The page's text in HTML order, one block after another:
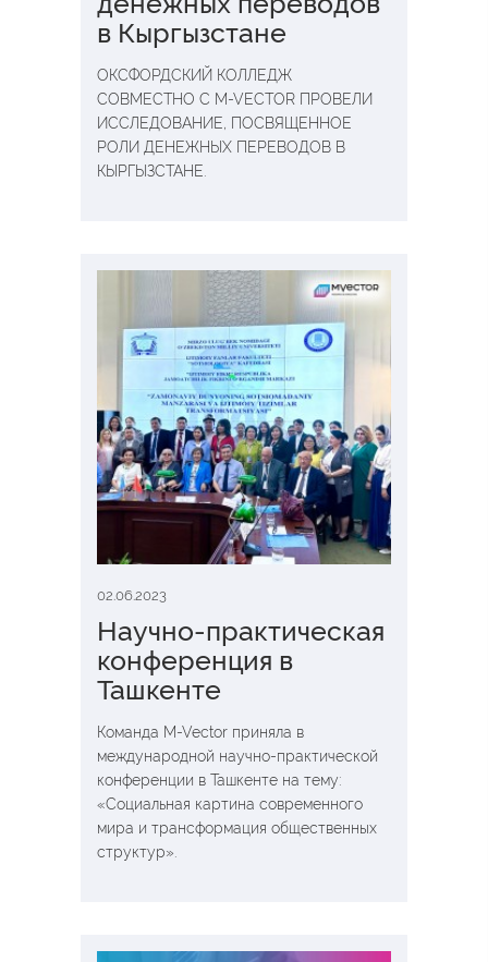
в Кыргызстане
ОКСФОРДСКИЙ КОЛЛЕДЖ
СОВМЕСТНО С M-VECTOR ПРОВЕЛИ
ИССЛЕДОВАНИЕ, ПОСВЯЩЕННОЕ
РОЛИ ДЕНЕЖНЫХ ПЕРЕВОДОВ В
КЫРГЫЗСТАНЕ.
02.06.2023
Научно-практическая
конференция в
Ташкенте
Команда M-Vector приняла в
международной научно-практической
конференции в Ташкенте на тему:
«Социальная картина современного
мира и трансформация общественных
структур».